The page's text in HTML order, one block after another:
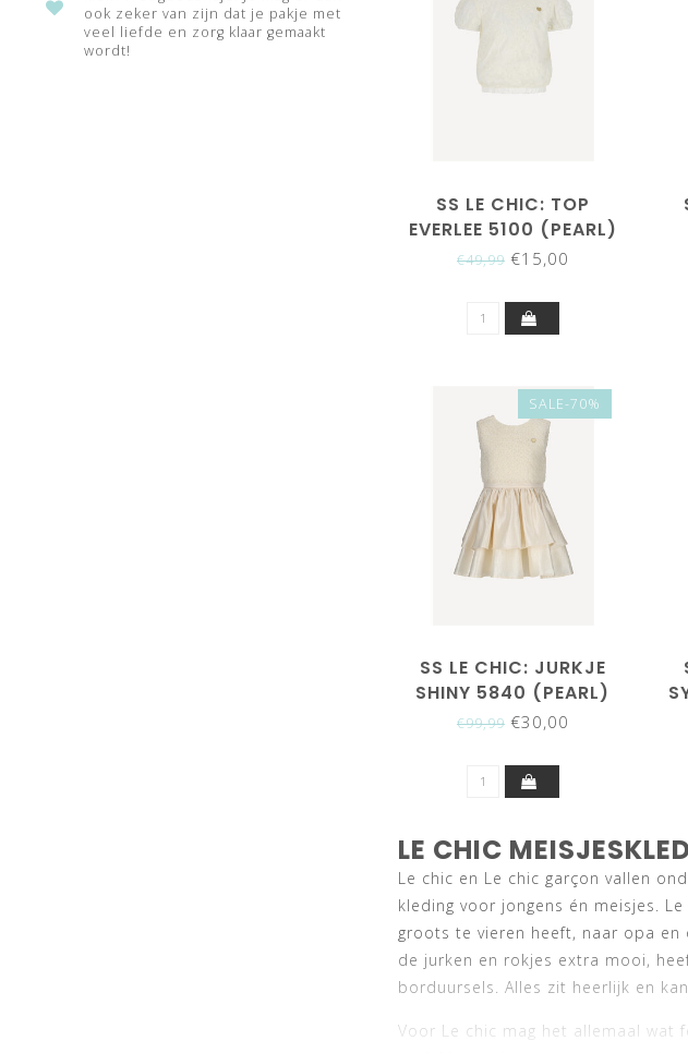
ook zeker van zijn dat je pakje met
veel liefde en zorg klaar gemaakt
wordt!
SS LE CHIC: TOP
EVERLEE 5100 (PEARL)
€49,99€15,00
SALE-70%
SS LE CHIC: JURKJE
SHINY 5840 (PEARL)
€99,99€30,00
LE CHIC
Le chic en Le chic garçon vallen
kleding voor jongens én meisjes.
groots te vieren heeft, naar opa en
de jurken en rokjes extra mooi,
borduursels. Alles zit heerlijk en
Voor Le chic mag het allemaal